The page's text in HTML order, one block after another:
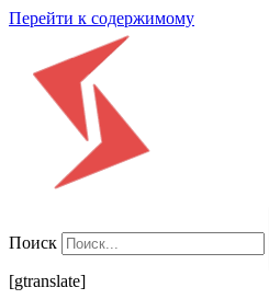
Перейти к содержимому
Поиск
[gtranslate]